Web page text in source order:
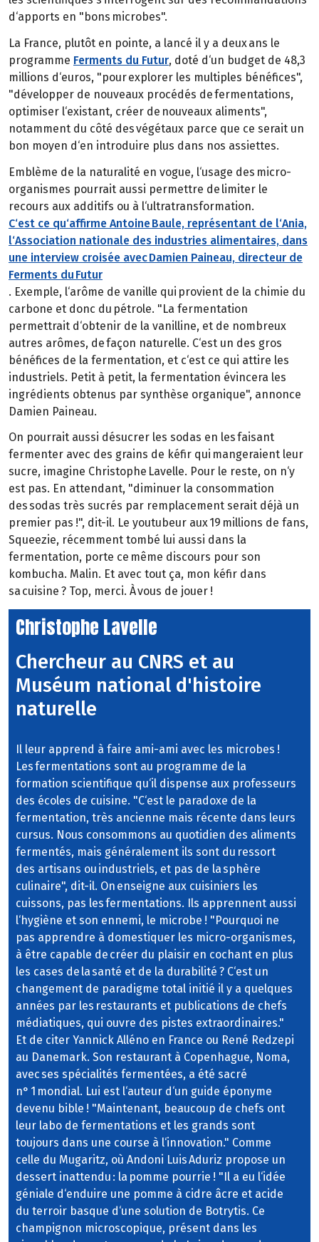
d‘apports en "bons microbes".
La France, plutôt en pointe, a lancé il y a deux ans le
programme Ferments du Futur, doté d‘un budget de 48,3
millions d‘euros, "pour explorer les multiples bénéfices",
"développer de nouveaux procédés de fermentations,
optimiser l‘existant, créer de nouveaux aliments",
notamment du côté des végétaux parce que ce serait un
bon moyen d‘en introduire plus dans nos assiettes.
Emblème de la naturalité en vogue, l‘usage des micro-
organismes pourrait aussi permettre de limiter le
recours aux additifs ou à l‘ultratransformation.
C‘est ce qu‘affirme Antoine Baule, représentant de l‘Ania,
l‘Association nationale des industries alimentaires, dans
une interview croisée avec Damien Paineau, directeur de
Ferments du Futur
. Exemple, l‘arôme de vanille qui provient de la chimie du
carbone et donc du pétrole. "La fermentation
permettrait d‘obtenir de la vanilline, et de nombreux
autres arômes, de façon naturelle. C‘est un des gros
bénéfices de la fermentation, et c‘est ce qui attire les
industriels. Petit à petit, la fermentation évincera les
ingrédients obtenus par synthèse organique", annonce
Damien Paineau.
On pourrait aussi désucrer les sodas en les faisant
fermenter avec des grains de kéfir qui mangeraient leur
sucre, imagine Christophe Lavelle. Pour le reste, on n‘y
est pas. En attendant, "diminuer la consommation
des sodas très sucrés par remplacement serait déjà un
premier pas !", dit-il. Le youtubeur aux 19 millions de fans,
Squeezie, récemment tombé lui aussi dans la
fermentation, porte ce même discours pour son
kombucha. Malin. Et avec tout ça, mon kéfir dans
sa cuisine ? Top, merci. À vous de jouer !
Christophe Lavelle
Chercheur au CNRS et au
Muséum national d'histoire
naturelle
Il leur apprend à faire ami-ami avec les microbes !
Les fermentations sont au programme de la
formation scientifique qu‘il dispense aux professeurs
des écoles de cuisine. "C‘est le paradoxe de la
fermentation, très ancienne mais récente dans leurs
cursus. Nous consommons au quotidien des aliments
fermentés, mais généralement ils sont du ressort
des artisans ou industriels, et pas de la sphère
culinaire", dit-il. On enseigne aux cuisiniers les
cuissons, pas les fermentations. Ils apprennent aussi
l‘hygiène et son ennemi, le microbe ! "Pourquoi ne
pas apprendre à domestiquer les micro-organismes,
à être capable de créer du plaisir en cochant en plus
les cases de la santé et de la durabilité ? C‘est un
changement de paradigme total initié il y a quelques
années par les restaurants et publications de chefs
médiatiques, qui ouvre des pistes extraordinaires."
Et de citer Yannick Alléno en France ou René Redzepi
au Danemark. Son restaurant à Copenhague, Noma,
avec ses spécialités fermentées, a été sacré
n° 1 mondial. Lui est l‘auteur d‘un guide éponyme
devenu bible ! "Maintenant, beaucoup de chefs ont
leur labo de fermentations et les grands sont
toujours dans une course à l‘innovation." Comme
celle du Mugaritz, où Andoni Luis Aduriz propose un
dessert inattendu : la pomme pourrie ! "Il a eu l‘idée
géniale d‘enduire une pomme à cidre âcre et acide
du terroir basque d‘une solution de Botrytis. Ce
champignon microscopique, présent dans les